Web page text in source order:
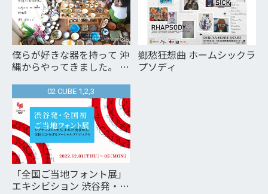
僕らが好きな器を持って 沖
縄からやってきました。 ｍ
ｋｋａ 移動店 東京、渋谷
にて mofgmona no zakka
traveling shop in Shibuya,
Tokyo
鄉愁狂想曲 ホームシックラ
プソディ
02 CUBE 1,2,3
「全国ご当地フォント展」
エキシビション 渋谷発・全